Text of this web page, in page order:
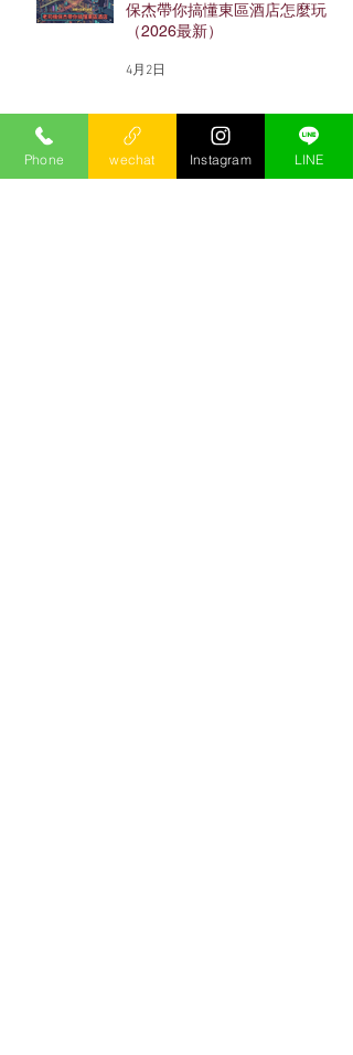
保杰帶你搞懂東區酒店怎麼玩
（2026最新）
4月2日
2026酒店上班完整指南｜工作
內容、薪水、店型、流程與面試
避雷
Phone wechat Instagram LINE